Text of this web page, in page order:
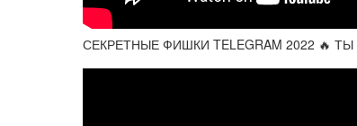
СЕКРЕТНЫЕ ФИШКИ TELEGRAM 2022 🔥 ТЫ